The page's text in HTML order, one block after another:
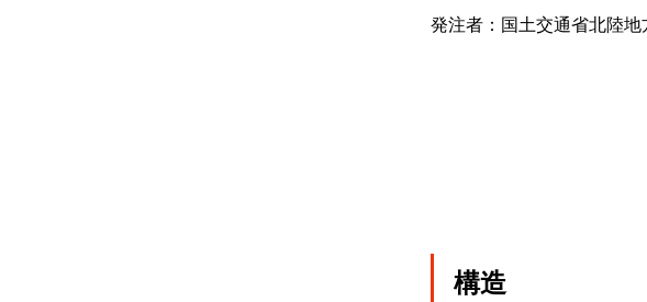
発注者：国土交通省北陸地
構造